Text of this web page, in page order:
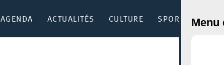
AGENDA ACTUALITÉS CULTURE SPORT &Menu